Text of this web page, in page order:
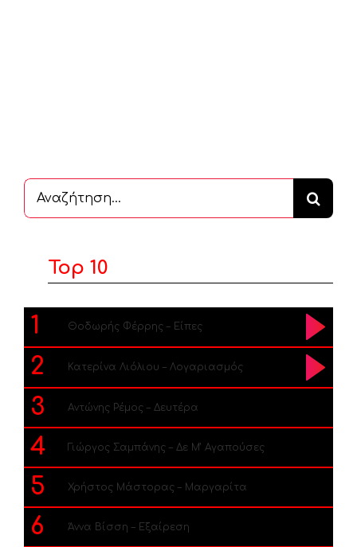
Αναζήτηση
...
Top 10
1 Θοδωρής Φέρρης – Είπες
2 Κατερίνα Λιόλιου – Λογαριασμός
3 Αντώνης Ρέμος – Δευτέρα
4 Γιώργος Σαμπάνης – Δε Μ’ Αγαπούσες
5 Χρήστος Μάστορας – Μαργαρίτα
6 Άννα Βίσση – Εξαίρεση